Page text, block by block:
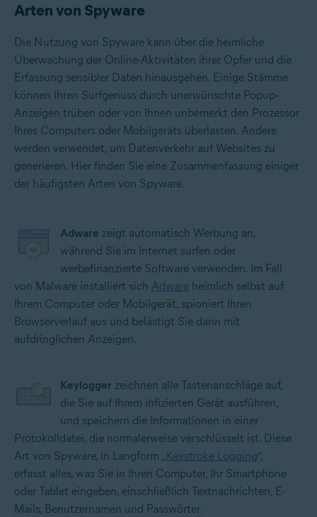
Arten von Spyware
Die Nutzung von Spyware kann über die heimliche
Überwachung der Online-Aktivitäten ihrer Opfer und die
Erfassung sensibler Daten hinausgehen. Einige Stämme
können Ihren Surfgenuss durch unerwünschte Popup-
Anzeigen trüben oder von Ihnen unbemerkt den Prozessor
Ihres Computers oder Mobilgeräts überlasten. Andere
werden verwendet, um Datenverkehr auf Websites zu
generieren. Hier finden Sie eine Zusammenfassung einiger
der häufigsten Arten von Spyware.
Adware zeigt automatisch Werbung an,
während Sie im Internet surfen oder
werbefinanzierte Software verwenden. Im Fall
von Malware installiert sich Adware heimlich selbst auf
Ihrem Computer oder Mobilgerät, spioniert Ihren
Browserverlauf aus und belästigt Sie dann mit
aufdringlichen Anzeigen.
Keylogger zeichnen alle Tastenanschläge auf,
die Sie auf Ihrem infizierten Gerät ausführen,
und speichern die Informationen in einer
Protokolldatei, die normalerweise verschlüsselt ist. Diese
Art von Spyware, in Langform „ Keystroke Logging“,
erfasst alles, was Sie in Ihren Computer, Ihr Smartphone
oder Tablet eingeben, einschließlich Textnachrichten, E-
Mails, Benutzernamen und Passwörter.